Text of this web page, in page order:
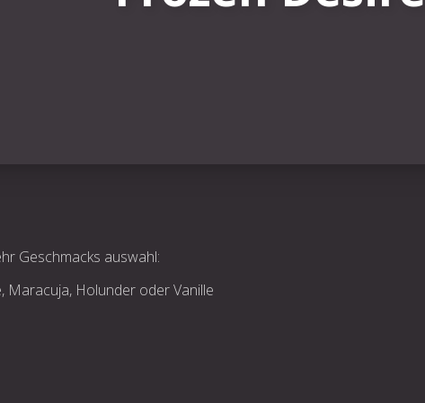
Geschmacks auswahl:
Maracuja, Holunder oder Vanille